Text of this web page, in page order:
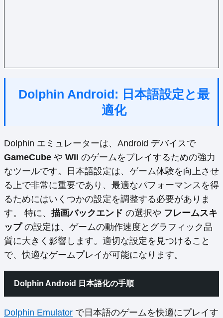
Dolphin Android: 日本語設定と最
適化
Dolphin エミュレーターは、Android デバイスで
GameCube や Wii のゲームをプレイするための強力
なツールです。日本語設定は、ゲーム体験を向上させ
る上で非常に重要であり、最適なパフォーマンスを得
るためにはいくつかの設定を調整する必要がありま
す。 特に、 描画バックエンド の選択や フレームスキ
ップの設定は、ゲームの動作速度とグラフィック品
質に大きく影響します。適切な設定を見つけること
で、快適なゲームプレイが可能になります。
Dolphin Android 日本語化の手順
Dolphin Emulator で日本語のゲームを快適にプレイす